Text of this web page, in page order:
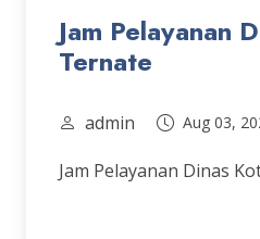
Jam Pelayanan
Ternate
admin Aug 03,
Jam Pelayanan Dinas